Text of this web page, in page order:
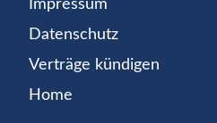
Impressum
Datenschutz
Verträge kündigen
Home